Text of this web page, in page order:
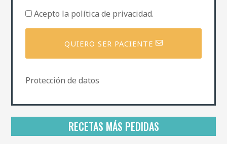
i
lP
l
i
a
d
p
Acepto la política de privacidad.
QUIERO SER PACIENTE
Protección de datos
RECETAS MÁS PEDIDAS